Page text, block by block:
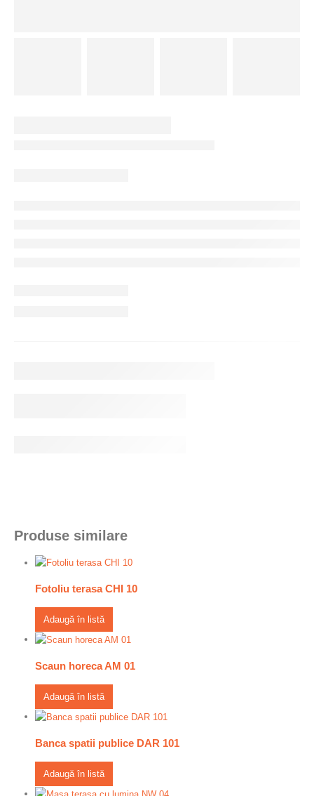
Produse similare
Fotoliu terasa CHI 10
Adaugă în listă
Scaun horeca AM 01
Adaugă în listă
Banca spatii publice DAR 101
Adaugă în listă